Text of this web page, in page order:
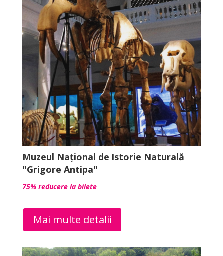
Muzeul Național de Istorie Naturală
"Grigore Antipa"
75% reducere la bilete
Mai multe detalii